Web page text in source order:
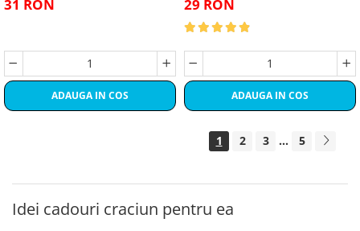
31 RON
ADAUGA IN COS
29 RON
ADAUGA IN COS
1 2 3 ... 5
Idei cadouri craciun pentru ea